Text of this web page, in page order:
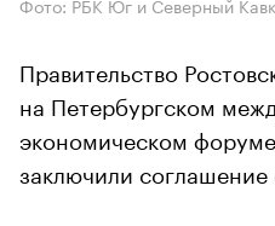
Правительство
на Петербургском
экономическом
заключили соглашение